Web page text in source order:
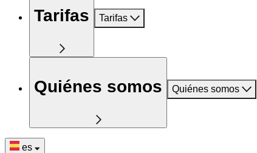
Tarifas Tarifas
Quiénes somos Quiénes somos
es